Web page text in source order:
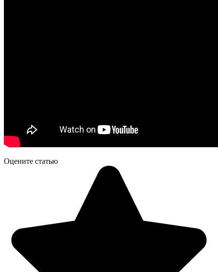
Оцените статью